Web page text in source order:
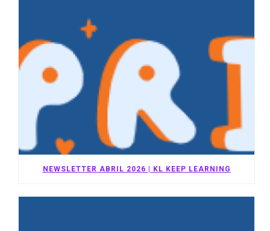
NEWSLETTER ABRIL 2026 | KL KEEP LEARNING